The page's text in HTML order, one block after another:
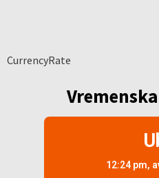
CurrencyRate
12:24 pm,